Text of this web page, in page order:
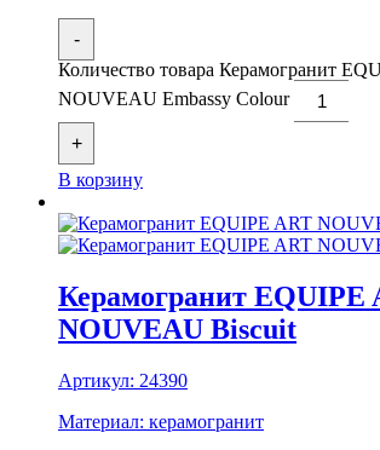
-
Количество товара Керамогранит
NOUVEAU Embassy Colour
+
В корзину
Керамогранит EQUIPE
NOUVEAU Biscuit
Артикул: 24390
Материал: керамогранит